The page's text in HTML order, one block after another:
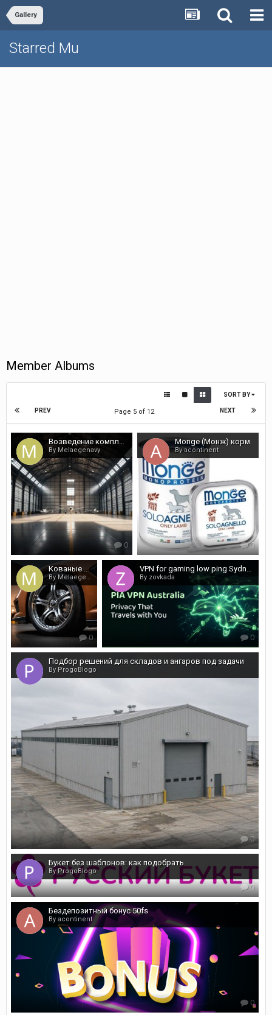
Gallery
Starred Mu
Member Albums
SORT BY
PREV NEXT
Page 5 of 12
Возведение комплексов, складов и хранилищ из ЛСТК
By Melaegenavy
0
Monge (Монж) корм
By acontinent
0
Кованые диски от популярного производителя в большом ассортименте
By Melaegenavy
0
VPN for gaming low ping Sydney servers in Canberra?
By zovkada
0
Подбор решений для складов и ангаров под задачи
By ProgoBlogo
0
Букет без шаблонов: как подобрать
By ProgoBlogo
0
Бездепозитный бонус 50fs
By acontinent
0